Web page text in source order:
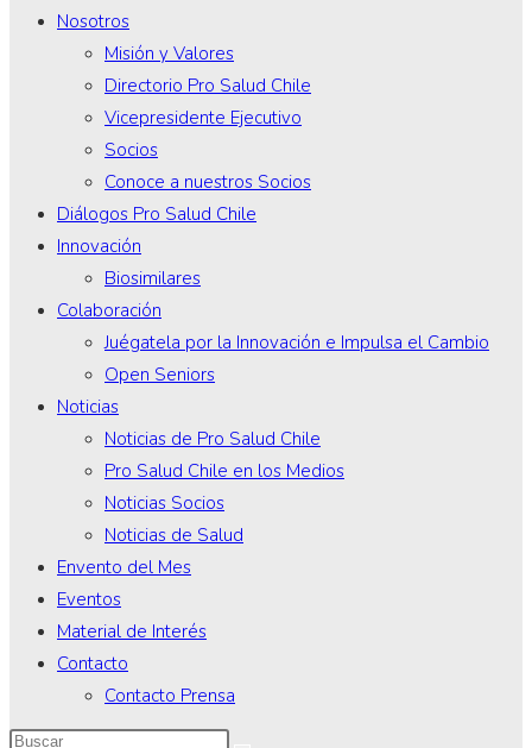
Nosotros
Misión y Valores
Directorio Pro Salud Chile
Vicepresidente Ejecutivo
Socios
Conoce a nuestros Socios
Diálogos Pro Salud Chile
Innovación
Biosimilares
Colaboración
Juégatela por la Innovación e Impulsa el Cambio
Open Seniors
Noticias
Noticias de Pro Salud Chile
Pro Salud Chile en los Medios
Noticias Socios
Noticias de Salud
Envento del Mes
Eventos
Material de Interés
Contacto
Contacto Prensa